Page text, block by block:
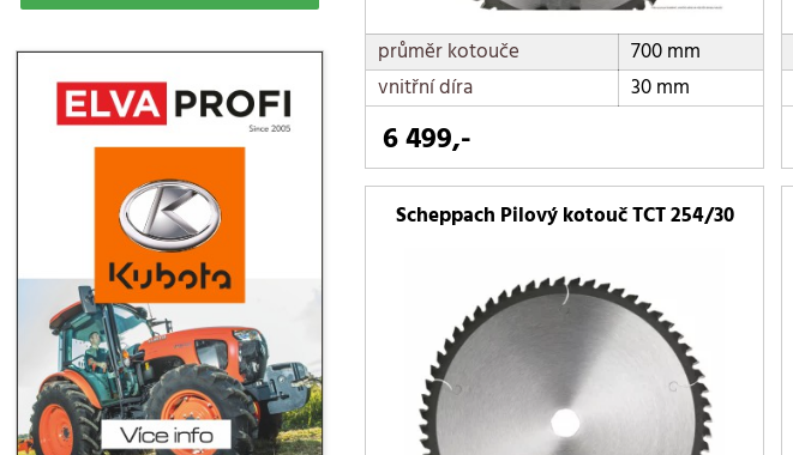
průměr kotouče
700 mm
vnitřní díra
30 mm
6 499,-
Scheppach Pilový kotouč TCT 254/30